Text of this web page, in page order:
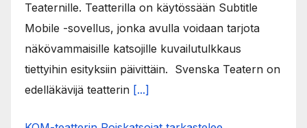
Teaternille. Teatterilla on käytössään Subtitle
Mobile -sovellus, jonka avulla voidaan tarjota
näkövammaisille katsojille kuvailutulkkaus
tiettyihin esityksiin päivittäin. Svenska Teatern on
edelläkävijä teatterin [...]